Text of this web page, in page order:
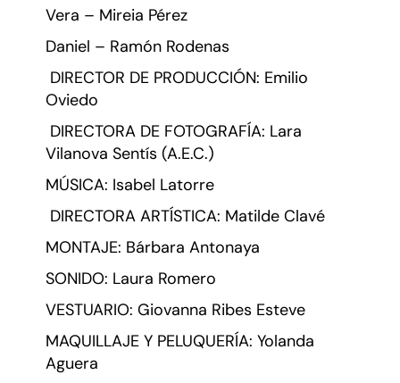
Vera – Mireia Pérez
Daniel – Ramón Rodenas
DIRECTOR DE PRODUCCIÓN: Emilio
Oviedo
DIRECTORA DE FOTOGRAFÍA: Lara
Vilanova Sentís (A.E.C.)
MÚSICA: Isabel Latorre
DIRECTORA ARTÍSTICA: Matilde Clavé
MONTAJE: Bárbara Antonaya
SONIDO: Laura Romero
VESTUARIO: Giovanna Ribes Esteve
MAQUILLAJE Y PELUQUERÍA: Yolanda
Aguera